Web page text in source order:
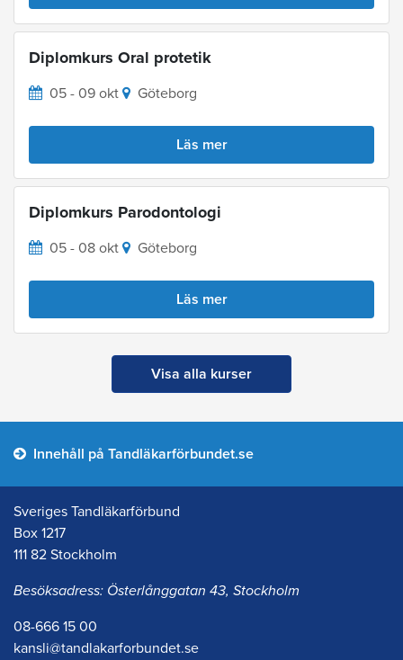
Diplomkurs Oral protetik
05 - 09 okt Göteborg
Läs mer
Diplomkurs Parodontologi
05 - 08 okt Göteborg
Läs mer
Visa alla kurser
Innehåll på Tandläkarförbundet.se
Sveriges Tandläkarförbund
Box 1217
111 82 Stockholm
Besöksadress: Österlånggatan 43, Stockholm
08-666 15 00
kansli@tandlakarforbundet.se